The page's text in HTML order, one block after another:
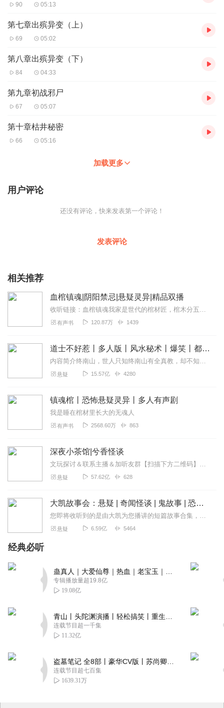
90 05:13
第七章出殡异变（上）
69 05:02
第八章出殡异变（下）
84 04:33
第九章初战邪尸
67 05:07
第十章枯井秘密
66 05:16
加载更多
用户评论
还没有评论，快来发表第一个评论！
发表评论
相关推荐
血棺镇魂|阴阳禁忌|悬疑灵异|精品双播
收听链接：血棺镇魂我家是世代的棺材匠，棺木分五种，黄白黑红金，生老病死，天灾人祸，每种人的棺材，都不一样。我打错了一口棺材，结果被死人索命……作者：青冥主播：天...
有声书 120.87万 1439
道士不好惹丨多人版丨风水秘术丨爆笑丨都市丨悬疑丨骨头演播
内容简介终南山，世人只知终南山有全真教，却不知终南山下有一座破败的道观。世人只知茅山善捉鬼，天师精辟邪，杨公会风水，却不知古井观人最懂天道。那一天，古井观的人...
悬疑 15.57亿 4280
镇魂棺丨恐怖悬疑灵异丨多人有声剧
我是睡在棺材里长大的无魂人
有声书 2568.60万 863
深夜小茶馆|兮香怪谈
文玩探讨＆联系主播＆加听友群【扫描下方二维码】获取深夜小茶馆一手资讯↓↓↓
悬疑 57.62亿 628
大凯故事会：悬疑 | 奇闻怪谈 | 鬼故事 | 恐怖故事
您即将收听到的是由大凯为您播讲的短篇故事合集，本专辑包涵悬疑、鬼故事、刑侦、探案、人性、奇闻、怪谈；内容丰富，欢迎订阅！私自转载必究！超精彩作品已全新发布！点击...
悬疑 6.59亿 5464
经典必听
专辑播放量超19.8亿
19.08亿
连载节目超一千集
11.32亿
连载节目超七百集
1639.31万